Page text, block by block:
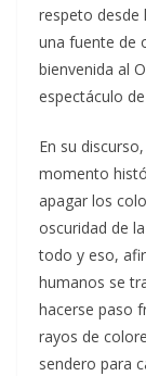
respeto desde
una fuente de
bienvenida al
espectáculo
En su
momento
apagar los
oscuridad de
todo y eso,
humanos se
hacerse paso
rayos de
sendero para